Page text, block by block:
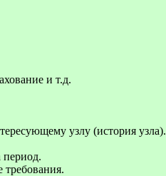
и т.д.
узлу (история узла).
период.
требования.